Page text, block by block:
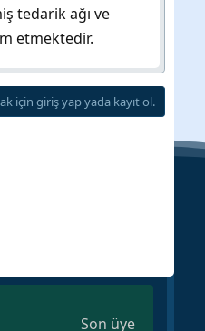
tedarik ağı ve
etmektedir.
için giriş yap yada kayıt ol.
Son üye